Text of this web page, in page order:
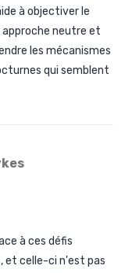
à objectiver le
neutre et
les mécanismes
qui semblent
à ces défis
et celle-ci n'est pas